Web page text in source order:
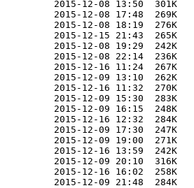
2015-12-08 13:50  301K
2015-12-08 17:48  269K
2015-12-08 18:19  276K
2015-12-15 21:43  265K
2015-12-08 19:29  242K
2015-12-08 22:14  236K
2015-12-16 11:24  267K
2015-12-09 13:10  262K
2015-12-16 11:32  270K
2015-12-09 15:30  283K
2015-12-09 16:15  248K
2015-12-16 12:32  284K
2015-12-09 17:30  247K
2015-12-09 19:00  271K
2015-12-16 13:59  242K
2015-12-09 20:10  316K
2015-12-16 16:02  258K